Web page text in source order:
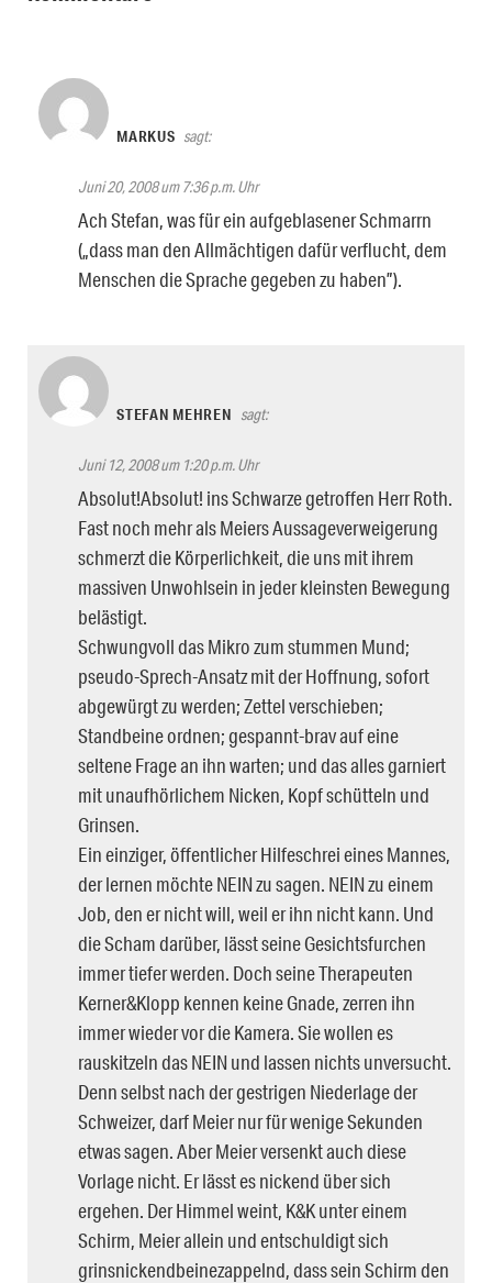
MARKUS sagt:
Juni 20, 2008 um 7:36 p.m. Uhr
Ach Stefan, was für ein aufgeblasener Schmarrn
(„dass man den Allmächtigen dafür verflucht, dem
Menschen die Sprache gegeben zu haben”).
STEFAN MEHREN sagt:
Juni 12, 2008 um 1:20 p.m. Uhr
Absolut!Absolut! ins Schwarze getroffen Herr Roth.
Fast noch mehr als Meiers Aussageverweigerung
schmerzt die Körperlichkeit, die uns mit ihrem
massiven Unwohlsein in jeder kleinsten Bewegung
belästigt.
Schwungvoll das Mikro zum stummen Mund;
pseudo-Sprech-Ansatz mit der Hoffnung, sofort
abgewürgt zu werden; Zettel verschieben;
Standbeine ordnen; gespannt-brav auf eine
seltene Frage an ihn warten; und das alles garniert
mit unaufhörlichem Nicken, Kopf schütteln und
Grinsen.
Ein einziger, öffentlicher Hilfeschrei eines Mannes,
der lernen möchte NEIN zu sagen. NEIN zu einem
Job, den er nicht will, weil er ihn nicht kann. Und
die Scham darüber, lässt seine Gesichtsfurchen
immer tiefer werden. Doch seine Therapeuten
Kerner&Klopp kennen keine Gnade, zerren ihn
immer wieder vor die Kamera. Sie wollen es
rauskitzeln das NEIN und lassen nichts unversucht.
Denn selbst nach der gestrigen Niederlage der
Schweizer, darf Meier nur für wenige Sekunden
etwas sagen. Aber Meier versenkt auch diese
Vorlage nicht. Er lässt es nickend über sich
ergehen. Der Himmel weint, K&K unter einem
Schirm, Meier allein und entschuldigt sich
grinsnickendbeinezappelnd, dass sein Schirm den